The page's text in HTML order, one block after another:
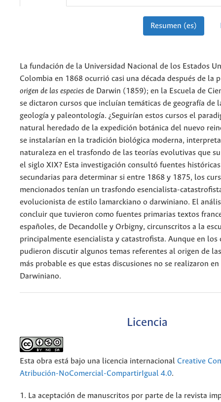
Resumen (es)
La fundación de la Universidad Nacional de los Estados
Colombia en 1868 ocurrió casi una década después de la
origen de las especies de Darwin (1859); en la Escuela de
se dictaron cursos que incluían temáticas de geografía de
geología y paleontología. ¿Seguirían estos cursos el
natural heredado de la expedición botánica del nuevo
se instalarían en la tradición biológica moderna,
naturaleza en el trasfondo de las teorías evolutivas que
el siglo XIX? Esta investigación consultó fuentes
secundarias para determinar si entre 1868 y 1875, los
mencionados tenían un trasfondo esencialista-
evolucionista de estilo lamarckiano o darwiniano. El
concluir que tuvieron como fuentes primarias textos
españoles, de Decandolle y Orbigny, circunscritos a la
principalmente esencialista y catastrofista. Aunque en los
pudieron discutir algunos temas referentes al origen de
más probable es que estas discusiones no se realizaron
Darwiniano.
Licencia
Esta obra está bajo una licencia internacional Creative
Atribución-NoComercial-CompartirIgual 4.0.
1. La aceptación de manuscritos por parte de la revista